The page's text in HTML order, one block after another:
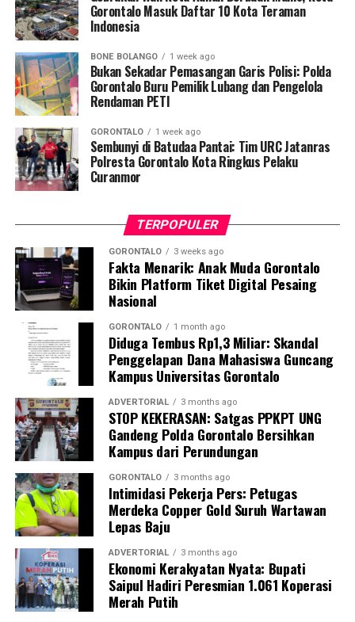
membuat laporan resmi di SPKT Polresta Gorontalo
Kota.
Menindaklanjuti laporan korban, Tim URC Jatanras
bergerak cepat melakukan penyelidikan hingga berhasil
mendeteksi keberadaan pelaku dan melakukan
penangkapan tanpa perlawanan. Saat ini pelaku beserta
barang bukti telah diamankan di Mako Polresta
Gorontalo Kota guna menjalani proses hukum lebih
lanjut.
Gorontalo Masuk Daftar 10 Kota Teraman
Indonesia
BONE BOLANGO 1 week ago
Bukan Sekadar Pemasangan Garis Polisi: Polda
Gorontalo Buru Pemilik Lubang dan Pengelola
Rendaman PETI
GORONTALO 1 week ago
Sembunyi di Batudaa Pantai: Tim URC Jatanras
Polresta Gorontalo Kota Ringkus Pelaku
Curanmor
TERPOPULER
GORONTALO 3 weeks ago
Fakta Menarik: Anak Muda Gorontalo
Bikin Platform Tiket Digital Pesaing
Nasional
GORONTALO 1 month ago
Diduga Tembus Rp1,3 Miliar: Skandal
Penggelapan Dana Mahasiswa Guncang
Kampus Universitas Gorontalo
ADVERTORIAL 3 months ago
STOP KEKERASAN: Satgas PPKPT UNG
Gandeng Polda Gorontalo Bersihkan
Kampus dari Perundungan
GORONTALO 3 months ago
Intimidasi Pekerja Pers: Petugas
Merdeka Copper Gold Suruh Wartawan
Lepas Baju
ADVERTORIAL 3 months ago
Ekonomi Kerakyatan Nyata: Bupati
Saipul Hadiri Peresmian 1.061 Koperasi
Merah Putih